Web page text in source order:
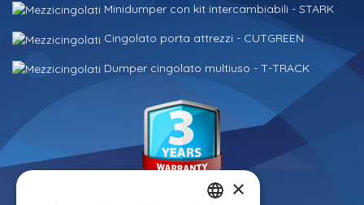
Minidumper con kit intercambiabili - STARK
Cingolato porta attrezzi - CUTGREEN
Dumper cingolato multiuso - T-TRACK
×